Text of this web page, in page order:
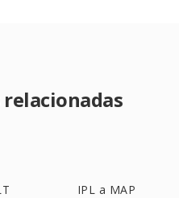
IPL a MAP